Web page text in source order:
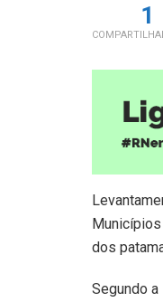
1
dos
Segundo